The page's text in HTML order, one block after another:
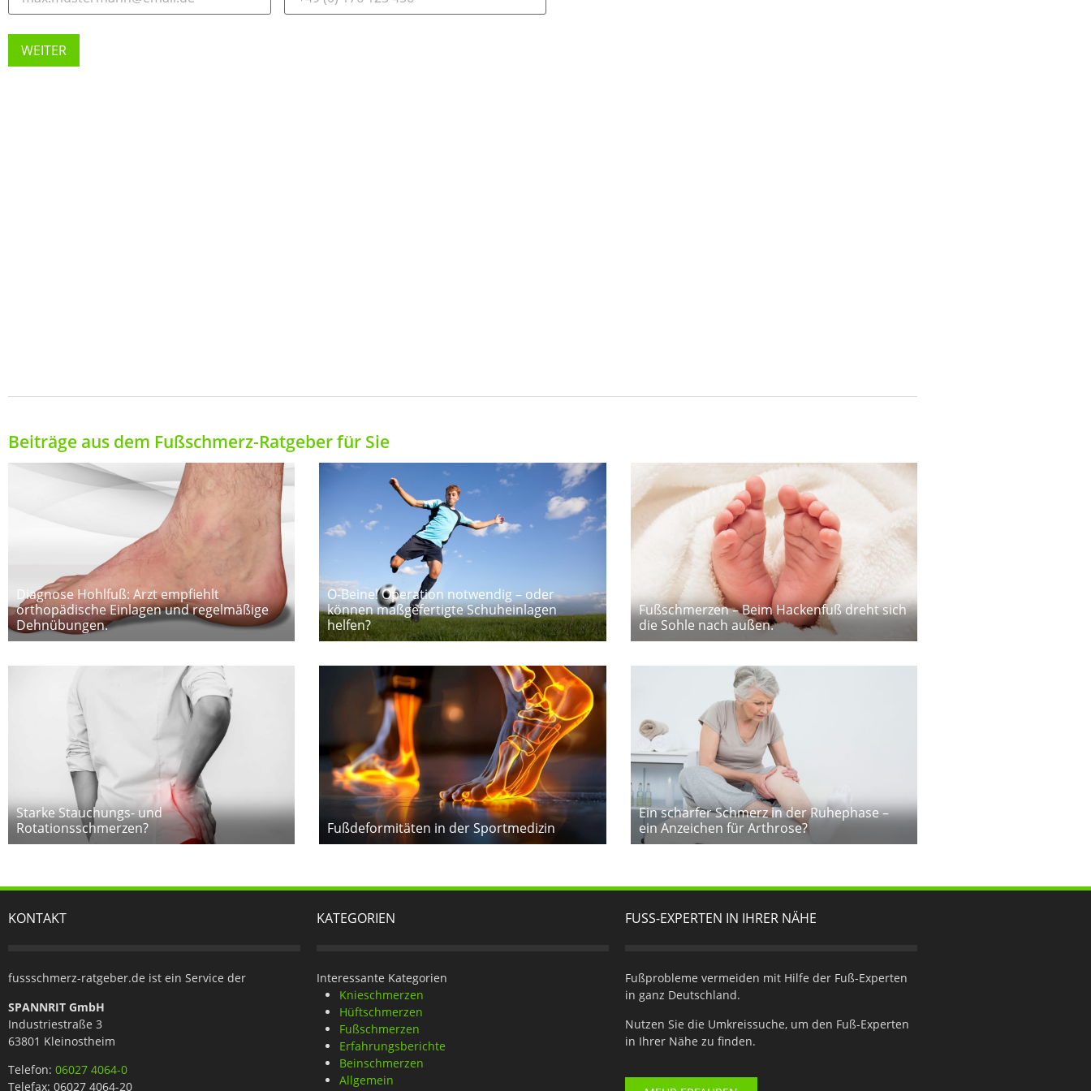
WEITER
Beiträge aus dem Fußschmerz-Ratgeber für Sie
Diagnose Hohlfuß: Arzt empfiehlt
orthopädische Einlagen und regelmäßige
Dehnübungen.
O-Beine! Operation notwendig – oder
können maßgefertigte Schuheinlagen
helfen?
Fußschmerzen – Beim Hackenfuß dreht sich
die Sohle nach außen.
Starke Stauchungs- und
Rotationsschmerzen?
Fußdeformitäten in der Sportmedizin
Ein scharfer Schmerz in der Ruhephase –
ein Anzeichen für Arthrose?
KONTAKT
fussschmerz-ratgeber.de ist ein Service der
SPANNRIT GmbH
Industriestraße 3
63801 Kleinostheim
Telefon: 06027 4064-0
Telefax: 06027 4064-20
KATEGORIEN
Interessante Kategorien
Knieschmerzen
Hüftschmerzen
Fußschmerzen
Erfahrungsberichte
Beinschmerzen
Allgemein
FUSS-EXPERTEN IN IHRER NÄHE
Fußprobleme vermeiden mit Hilfe der Fuß-Experten
in ganz Deutschland.
Nutzen Sie die Umkreissuche, um den Fuß-Experten
in Ihrer Nähe zu finden.